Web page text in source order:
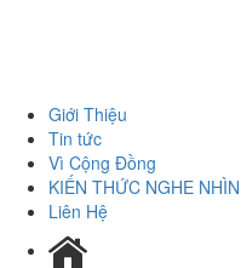
Giới Thiệu
Tin tức
Vì Cộng Đồng
KIẾN THỨC NGHE NHÌN
Liên Hệ